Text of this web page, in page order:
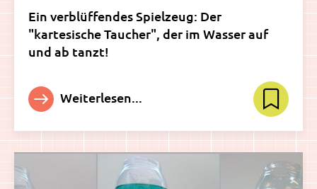
Ein verblüffendes Spielzeug: Der
"kartesische Taucher", der im Wasser auf
und ab tanzt!
Weiterlesen...